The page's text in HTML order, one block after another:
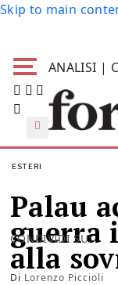
Skip to main
ANALISI |
ESTERI
Palau
guerra
alla
Di Lorenzo Piccioli
CONDIVIDI SU: